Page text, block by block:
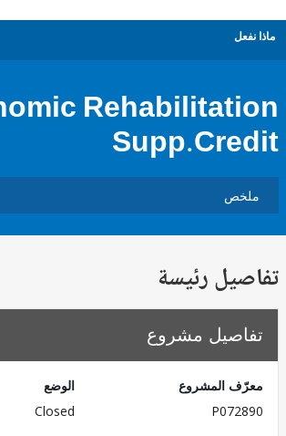
الصفحة
رئيسة
مشروع
المشروع